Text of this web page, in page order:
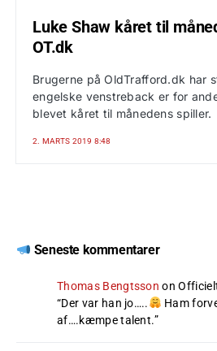
Luke Shaw kåret til
OT.dk
Brugerne på OldTrafford.dk har
engelske venstreback er for
blevet kåret til månedens spiller.
2. MARTS 2019 8:48
Seneste kommentarer
Thomas Bengtsson on
“Der var han jo…..
Ham
af….kæmpe talent.”